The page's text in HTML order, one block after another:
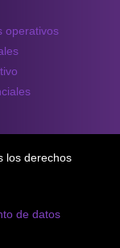
operativos
los derechos
de datos